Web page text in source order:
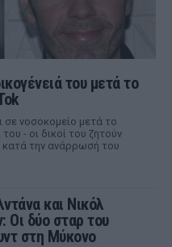
του μετά το
νοσοκομείο μετά το
- οι δικοί του ζητούν
κατά την ανάρρωσή του
και Νικόλ
Οι δύο σταρ του
στη Μύκονο